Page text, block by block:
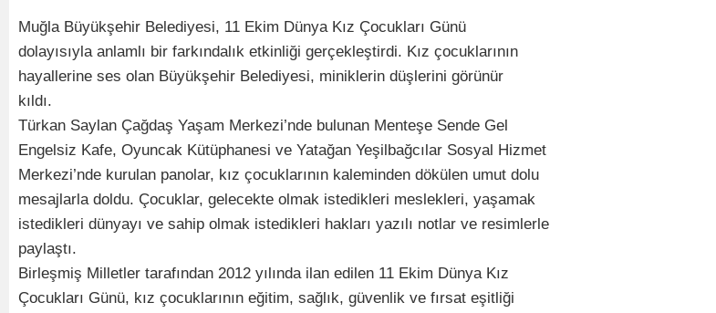
Muğla Büyükşehir Belediyesi, 11 Ekim Dünya Kız Çocukları Günü
dolayısıyla anlamlı bir farkındalık etkinliği gerçekleştirdi. Kız çocuklarının
hayallerine ses olan Büyükşehir Belediyesi, miniklerin düşlerini görünür
kıldı.
Türkan Saylan Çağdaş Yaşam Merkezi’nde bulunan Menteşe Sende Gel
Engelsiz Kafe, Oyuncak Kütüphanesi ve Yatağan Yeşilbağcılar Sosyal Hizmet
Merkezi’nde kurulan panolar, kız çocuklarının kaleminden dökülen umut dolu
mesajlarla doldu. Çocuklar, gelecekte olmak istedikleri meslekleri, yaşamak
istedikleri dünyayı ve sahip olmak istedikleri hakları yazılı notlar ve resimlerle
paylaştı.
Birleşmiş Milletler tarafından 2012 yılında ilan edilen 11 Ekim Dünya Kız
Çocukları Günü, kız çocuklarının eğitim, sağlık, güvenlik ve fırsat eşitliği